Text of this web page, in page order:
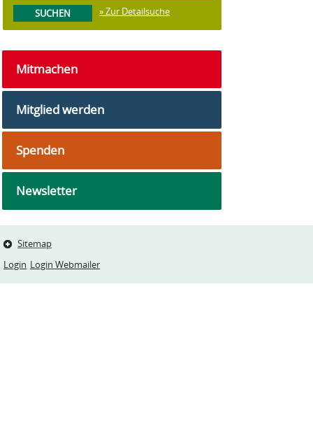
» Zur Detailsuche
Mitmachen
Mitglied werden
Spenden
Newsletter
Sitemap
Login Login Webmailer